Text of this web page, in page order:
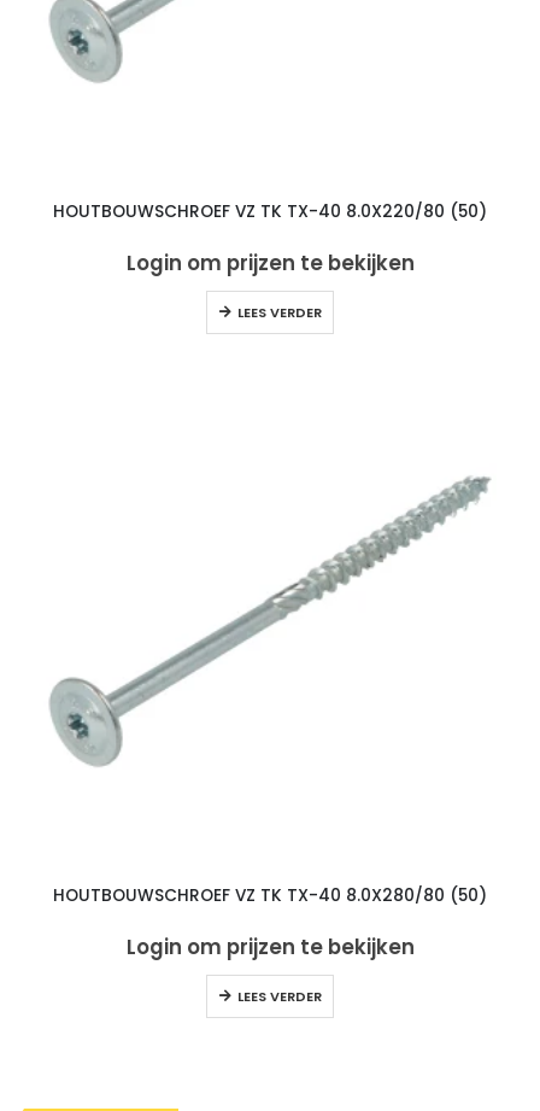
HOUTBOUWSCHROEF VZ TK TX-40 8.0X220/80 (50)
Login om prijzen te bekijken
LEES VERDER
HOUTBOUWSCHROEF VZ TK TX-40 8.0X280/80 (50)
Login om prijzen te bekijken
LEES VERDER